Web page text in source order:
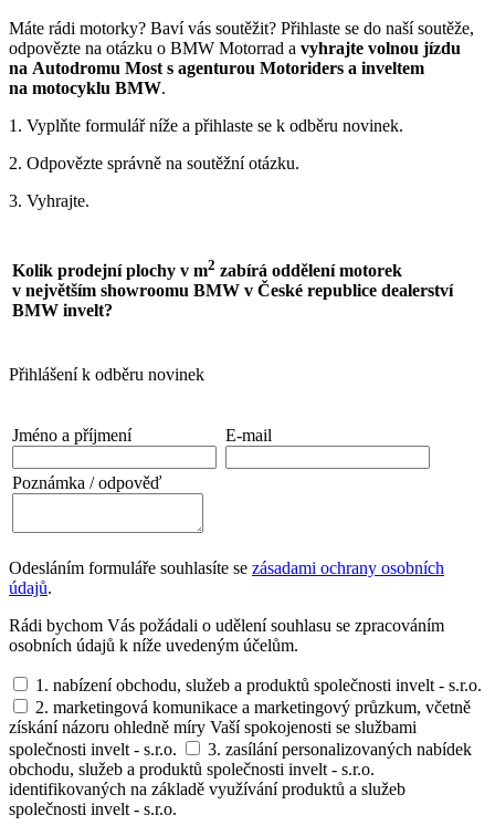
Máte rádi motorky? Baví vás soutěžit? Přihlaste se do naší soutěže,
odpovězte na otázku o BMW Motorrad a vyhrajte volnou jízdu
na Autodromu Most s agenturou Motoriders a inveltem
na motocyklu BMW.
1. Vyplňte formulář níže a přihlaste se k odběru novinek.
2. Odpovězte správně na soutěžní otázku.
3. Vyhrajte.
Kolik prodejní plochy v m2 zabírá oddělení motorek
v největším showroomu BMW v České republice dealerství
BMW invelt?
Přihlášení k odběru novinek
Jméno a příjmení E-mail
Poznámka / odpověď
Odesláním formuláře souhlasíte se zásadami ochrany osobních
údajů.
Rádi bychom Vás požádali o udělení souhlasu se zpracováním
osobních údajů k níže uvedeným účelům.
1. nabízení obchodu, služeb a produktů společnosti invelt - s.r.o.
2. marketingová komunikace a marketingový průzkum, včetně
získání názoru ohledně míry Vaší spokojenosti se službami
společnosti invelt - s.r.o.
3. zasílání personalizovaných nabídek
obchodu, služeb a produktů společnosti invelt - s.r.o.
identifikovaných na základě využívání produktů a služeb
společnosti invelt - s.r.o.